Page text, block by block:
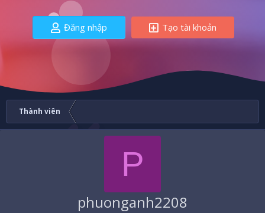
Đăng nhập Tạo tài khoản
Thành viên
P
phuonganh2208